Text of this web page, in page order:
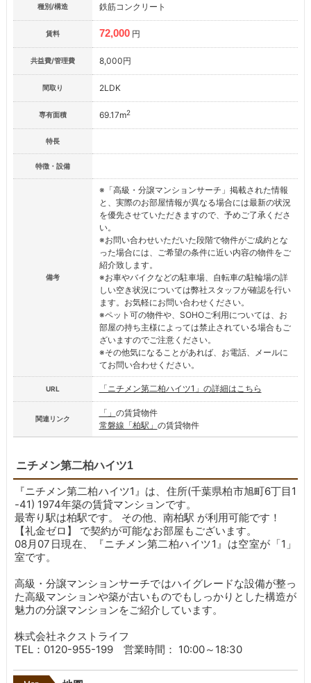
種別/構造 鉄筋コンクリート
賃料 72,000 円
共益費/管理費 8,000円
間取り 2LDK
専有面積 69.17m2
特長
特徴・設備
備考
※「高級・分譲マンションサーチ」掲載された情報
と、実際のお部屋情報が異なる場合には最新の状況
を優先させていただきますので、予めご了承くださ
い。
※お問い合わせいただいた段階で物件がご成約とな
った場合には、ご希望の条件に近い内容の物件をご
紹介致します。
※お車やバイクなどの駐車場、自転車の駐輪場の詳
しい空き状況については弊社スタッフが確認を行い
ます。お気軽にお問い合わせください。
※ペット可の物件や、SOHOご利用については、お
部屋の持ち主様によっては禁止されている場合もご
ざいますのでご注意ください。
※その他気になることがあれば、お電話、メールに
てお問い合わせください。
URL 「ニチメン第二柏ハイツ1」の詳細はこちら
関連リンク
「」 の賃貸物件
常磐線「柏駅」 の賃貸物件
ニチメン第二柏ハイツ1
『ニチメン第二柏ハイツ1』は、住所(千葉県柏市旭町6丁目1
-41) 1974年築の賃貸マンションです。
最寄り駅は柏駅です。 その他、南柏駅 が利用可能です！
【礼金ゼロ】 で契約が可能なお部屋もございます。
08月07日現在、『ニチメン第二柏ハイツ1』は空室が「1」
室です。
高級・分譲マンションサーチではハイグレードな設備が整っ
た高級マンションや築が古いものでもしっかりとした構造が
魅力の分譲マンションをご紹介しています。
株式会社ネクストライフ
TEL：0120-955-199 営業時間： 10:00～18:30